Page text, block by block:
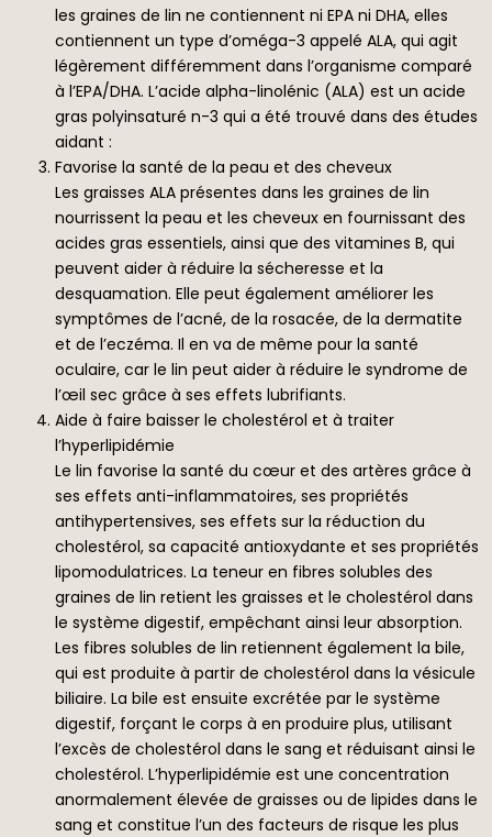
les graines de lin ne contiennent ni EPA ni DHA, elles
contiennent un type d’oméga-3 appelé ALA, qui agit
légèrement différemment dans l’organisme comparé
à l’EPA/DHA. L’acide alpha-linolénic (ALA) est un acide
gras polyinsaturé n-3 qui a été trouvé dans des études
aidant :
Favorise la santé de la peau et des cheveux
Les graisses ALA présentes dans les graines de lin
nourrissent la peau et les cheveux en fournissant des
acides gras essentiels, ainsi que des vitamines B, qui
peuvent aider à réduire la sécheresse et la
desquamation. Elle peut également améliorer les
symptômes de l’acné, de la rosacée, de la dermatite
et de l’eczéma. Il en va de même pour la santé
oculaire, car le lin peut aider à réduire le syndrome de
l’œil sec grâce à ses effets lubrifiants.
Aide à faire baisser le cholestérol et à traiter
l’hyperlipidémie
Le lin favorise la santé du cœur et des artères grâce à
ses effets anti-inflammatoires, ses propriétés
antihypertensives, ses effets sur la réduction du
cholestérol, sa capacité antioxydante et ses propriétés
lipomodulatrices. La teneur en fibres solubles des
graines de lin retient les graisses et le cholestérol dans
le système digestif, empêchant ainsi leur absorption.
Les fibres solubles de lin retiennent également la bile,
qui est produite à partir de cholestérol dans la vésicule
biliaire. La bile est ensuite excrétée par le système
digestif, forçant le corps à en produire plus, utilisant
l’excès de cholestérol dans le sang et réduisant ainsi le
cholestérol. L’hyperlipidémie est une concentration
anormalement élevée de graisses ou de lipides dans le
sang et constitue l’un des facteurs de risque les plus